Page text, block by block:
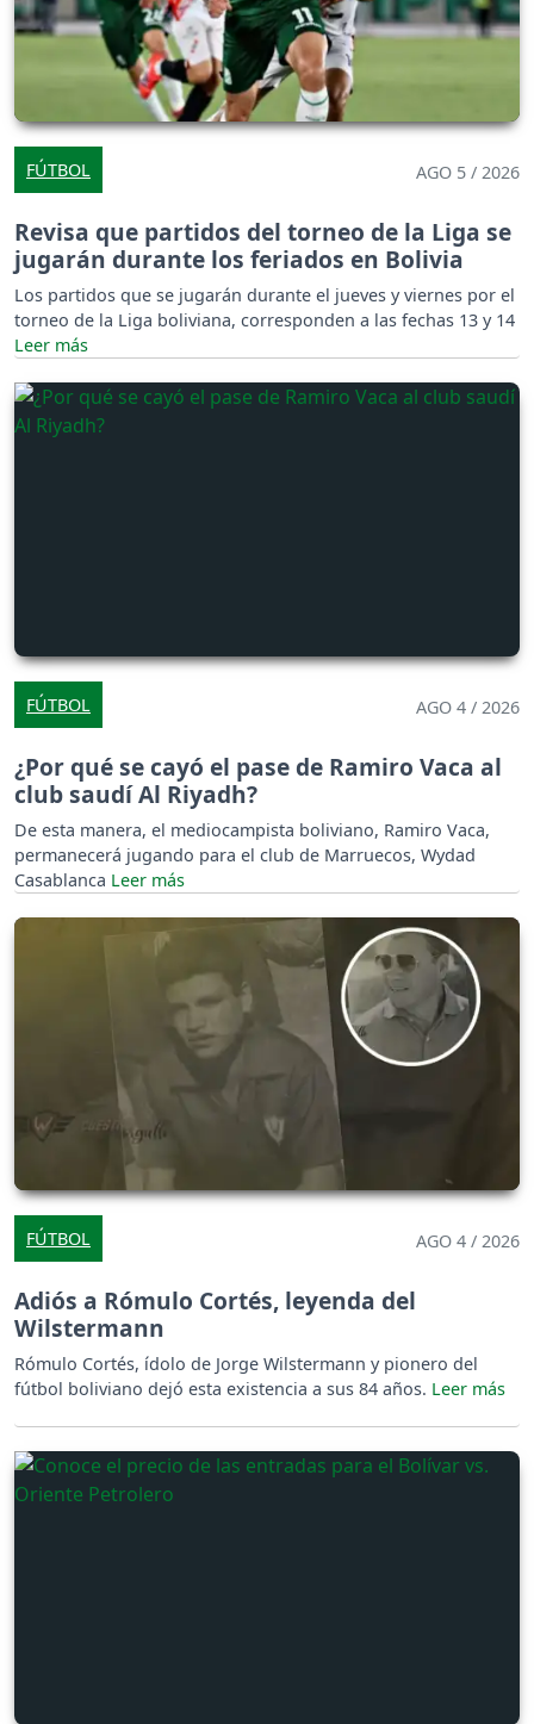
FÚTBOL AGO 5 / 2026
Revisa que partidos del torneo de la Liga se
jugarán durante los feriados en Bolivia
Los partidos que se jugarán durante el jueves y viernes por el
torneo de la Liga boliviana, corresponden a las fechas 13 y 14
FÚTBOL AGO 4 / 2026
¿Por qué se cayó el pase de Ramiro Vaca al
club saudí Al Riyadh?
De esta manera, el mediocampista boliviano, Ramiro Vaca,
permanecerá jugando para el club de Marruecos, Wydad
Casablanca
FÚTBOL AGO 4 / 2026
Adiós a Rómulo Cortés, leyenda del
Wilstermann
Rómulo Cortés, ídolo de Jorge Wilstermann y pionero del
fútbol boliviano dejó esta existencia a sus 84 años.